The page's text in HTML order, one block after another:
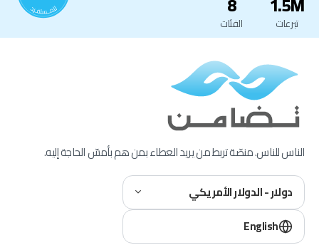
تبرعات الفئات
الناس للناس. منصّة تربط من يريد العطاء بمن هم بأمسّ الحاجة إليه.
دولار - الدولار الأمريكي
English